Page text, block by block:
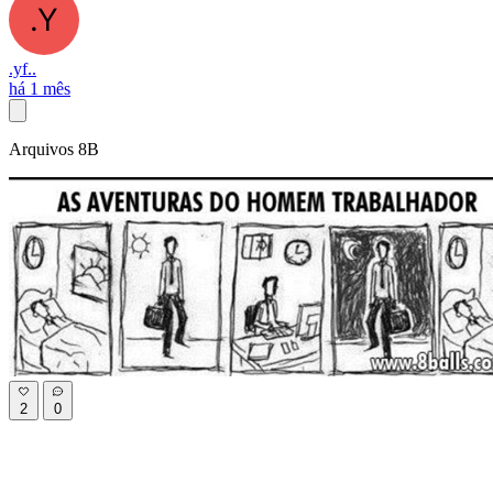
.yf..
há 1 mês
Arquivos 8B
2 0